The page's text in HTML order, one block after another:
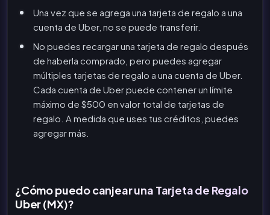
Una vez que se agrega una tarjeta de regalo a una
cuenta de Uber, no se puede transferir.
No puedes recargar una tarjeta de regalo después
de haberla comprado, pero puedes agregar
múltiples tarjetas de regalo a una cuenta de Uber.
Cada cuenta de Uber puede contener un límite
máximo de $500 en valor total de tarjetas de
regalo. A medida que uses tus créditos, puedes
agregar más.
¿Cómo puedo canjear una Tarjeta de Regalo
Uber (MX)?